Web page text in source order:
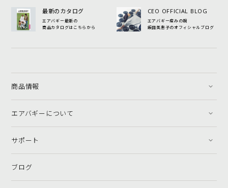
最新のカタログ
エアバギー最新の
商品カタログはこちらから
CEO OFFICIAL BLOG
エアバギー産みの親
飯田美恵子のオフィシャルブログ
商品情報
エアバギーについて
サポート
ブログ